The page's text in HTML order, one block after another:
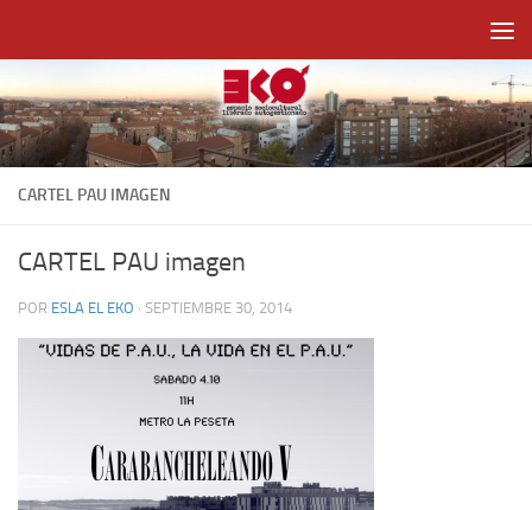
CARTEL PAU IMAGEN
CARTEL PAU imagen
POR ESLA EL EKO · SEPTIEMBRE 30, 2014